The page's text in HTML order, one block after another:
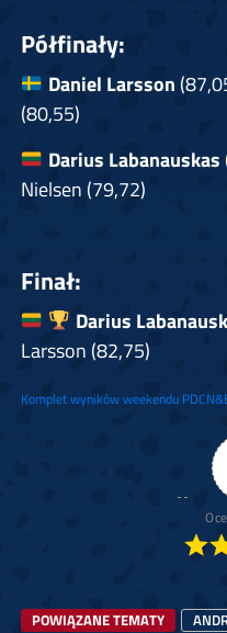
Półfinały:
Daniel Larsson
(80,55)
Darius Labanauskas
Nielsen (79,72)
Finał:
Darius
Larsson (82,75)
Komplet wyników weekendu
POWIĄZANE TEMATY